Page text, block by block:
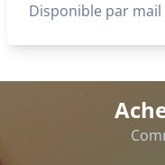
Disponible par